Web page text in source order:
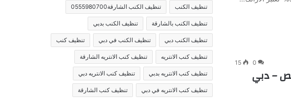
0
15
– دبي
تنظيف الكنب تنظيف الكنب الشارقة0555980700
تنظيف الكنب بالشارقة تنظيف الكنب بدبي
تنظيف الكنب دبي تنظيف الكنب في دبي تنظيف كنب
تنظيف كنب الانتريه تنظيف كنب الانتريه الشارقة
تنظيف كنب الانتريه بدبي تنظيف كنب الانتريه دبي
تنظيف كنب الانتريه في دبي تنظيف كنب الشارقة